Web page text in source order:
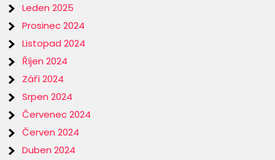
Leden 2025
Prosinec 2024
Listopad 2024
Říjen 2024
Září 2024
Srpen 2024
Červenec 2024
Červen 2024
Duben 2024